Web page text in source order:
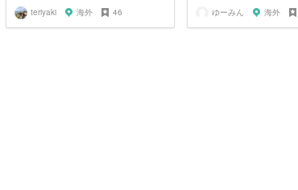
teriyaki 海外 46 ゆーみん 海外